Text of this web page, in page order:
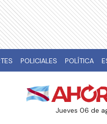
POLICIALES POLÍTICA
jueves 06 de